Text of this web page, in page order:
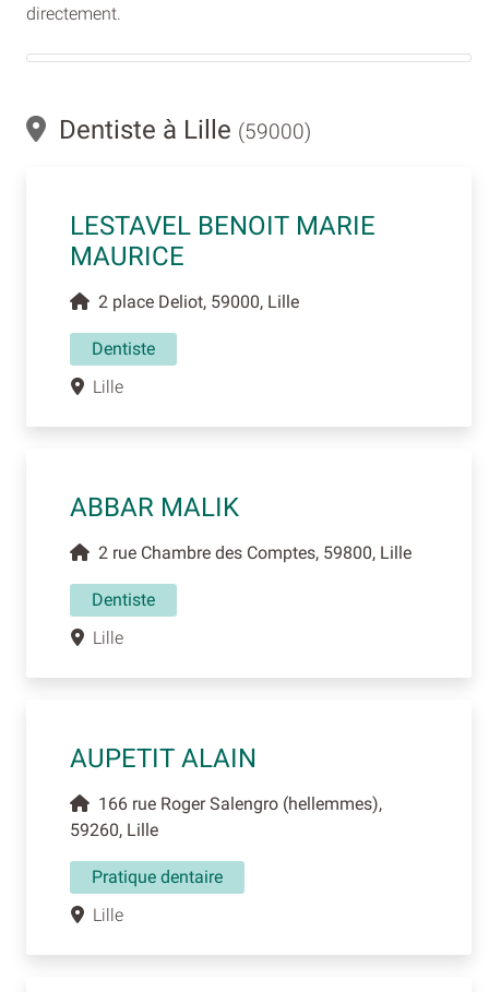
directement.
Dentiste à Lille (59000)
LESTAVEL BENOIT MARIE
MAURICE
2 place Deliot, 59000, Lille
Dentiste
Lille
ABBAR MALIK
2 rue Chambre des Comptes, 59800, Lille
Dentiste
Lille
AUPETIT ALAIN
166 rue Roger Salengro (hellemmes),
59260, Lille
Pratique dentaire
Lille